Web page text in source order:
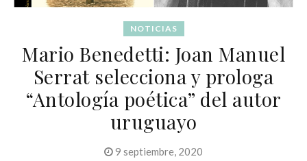
NOTICIAS
Mario Benedetti: Joan Manuel
Serrat selecciona y prologa
“Antología poética” del autor
uruguayo
9 septiembre, 2020